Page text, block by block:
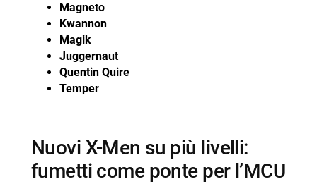
Magneto
Kwannon
Magik
Juggernaut
Quentin Quire
Temper
nuovi X-Men su più livelli:
fumetti come ponte per l’MCU